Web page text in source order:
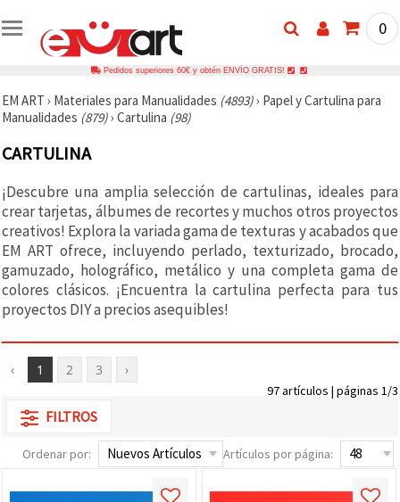
0
Pedidos superiores 60€ y obtén ENVÍO GRATIS!
EM ART › Materiales para Manualidades (4893)› Papel y Cartulina para
Manualidades (879)› Cartulina (98)
CARTULINA
¡Descubre una amplia selección de cartulinas, ideales para
crear tarjetas, álbumes de recortes y muchos otros proyectos
creativos! Explora la variada gama de texturas y acabados que
EM ART ofrece, incluyendo perlado, texturizado, brocado,
gamuzado, holográfico, metálico y una completa gama de
colores clásicos. ¡Encuentra la cartulina perfecta para tus
proyectos DIY a precios asequibles!
‹ 1 2 3 ›
97 artículos | páginas 1/3
FILTROS
Ordenar por: Artículos por página: